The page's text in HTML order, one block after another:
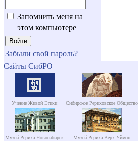
Запомнить меня на
этом компьютере
Забыли свой пароль?
Сайты СибРО
Учение Живой Этики Сибирское Рериховское Общество
Музей Рериха Новосибирск Музей Рериха Верх-Уймон